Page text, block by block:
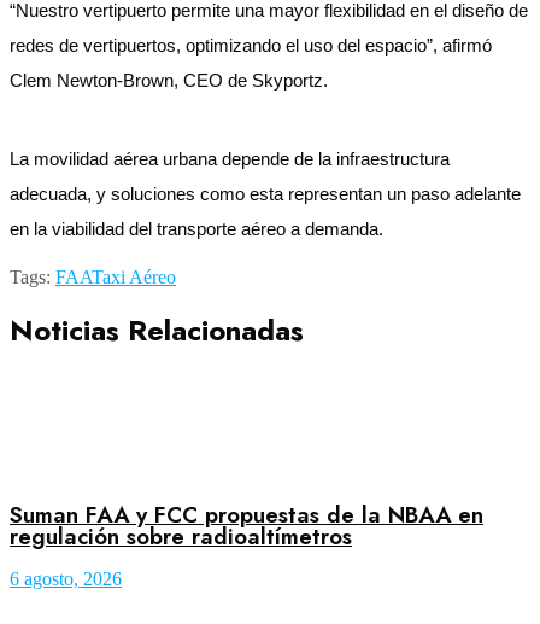
“Nuestro vertipuerto permite una mayor flexibilidad en el diseño de
redes de vertipuertos, optimizando el uso del espacio”, afirmó
Clem Newton-Brown, CEO de Skyportz.
La movilidad aérea urbana depende de la infraestructura
adecuada, y soluciones como esta representan un paso adelante
en la viabilidad del transporte aéreo a demanda.
Tags: FAATaxi Aéreo
Noticias Relacionadas
Suman FAA y FCC propuestas de la NBAA en
regulación sobre radioaltímetros
6 agosto, 2026